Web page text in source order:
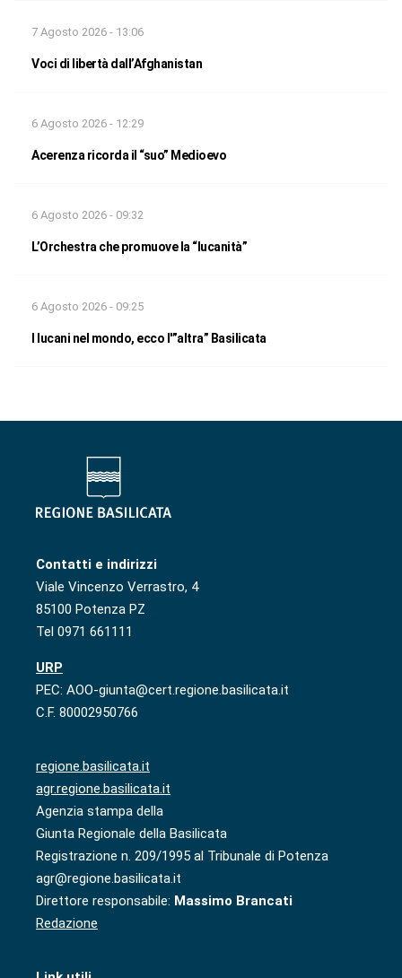
7 Agosto 2026 - 13:06
Voci di libertà dall’Afghanistan
6 Agosto 2026 - 12:29
Acerenza ricorda il “suo” Medioevo
6 Agosto 2026 - 09:32
L’Orchestra che promuove la “lucanità”
6 Agosto 2026 - 09:25
I lucani nel mondo, ecco l'”altra” Basilicata
Contatti e indirizzi
Viale Vincenzo Verrastro, 4
85100 Potenza PZ
Tel 0971 661111
URP
PEC: AOO-giunta@cert.regione.basilicata.it
C.F. 80002950766
regione.basilicata.it
agr.regione.basilicata.it
Agenzia stampa della
Giunta Regionale della Basilicata
Registrazione n. 209/1995 al Tribunale di Potenza
agr@regione.basilicata.it
Direttore responsabile: Massimo Brancati
Redazione